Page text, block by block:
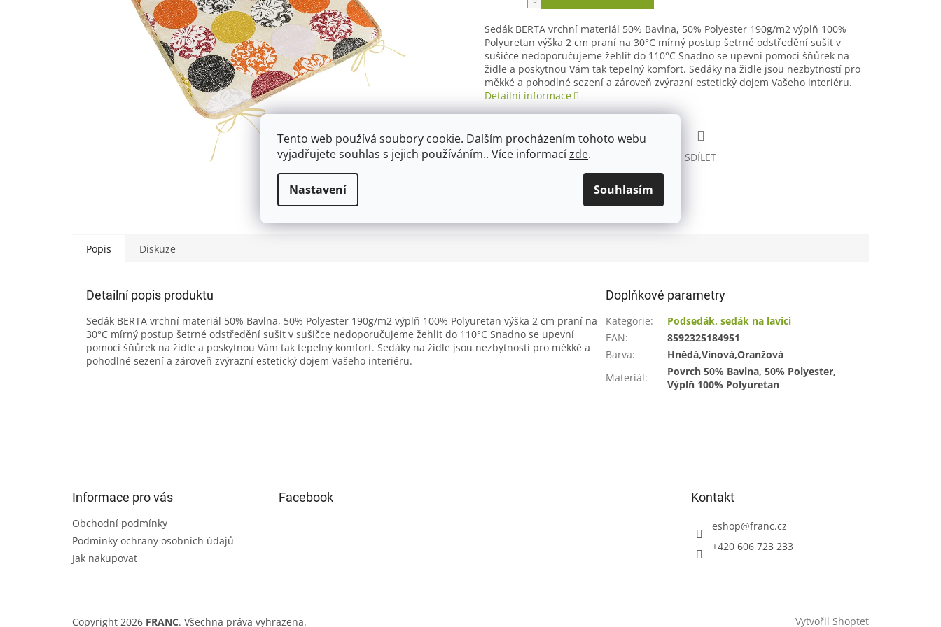
Tento web používá soubory cookie. Dalším procházením tohoto webu
vyjadřujete souhlas s jejich používáním.. Více informacízde.
Nastavení Souhlasím
Sedák BERTA vrchní materiál 50% Bavlna, 50% Polyester 190g/m2 výplň 100%
Polyuretan výška 2 cm praní na 30°C mírný postup šetrné odstředění sušit v
sušičce nedoporučujeme žehlit do 110°C Snadno se upevní pomocí šňůrek na
židle a poskytnou Vám tak tepelný komfort. Sedáky na židle jsou nezbytností pro
měkké a pohodlné sezení a zároveň zvýrazní estetický dojem Vašeho interiéru.
Detailní informace
TISK ZEPTAT SE SDÍLET
Popis Diskuze
Detailní popis produktu
Sedák BERTA vrchní materiál 50% Bavlna, 50% Polyester 190g/m2 výplň 100% Polyuretan výška 2 cm praní na
30°C mírný postup šetrné odstředění sušit v sušičce nedoporučujeme žehlit do 110°C Snadno se upevní
pomocí šňůrek na židle a poskytnou Vám tak tepelný komfort. Sedáky na židle jsou nezbytností pro měkké a
pohodlné sezení a zároveň zvýrazní estetický dojem Vašeho interiéru.
Doplňkové parametry
Kategorie:
Podsedák, sedák na lavici
EAN:
8592325184951
Barva:
Hnědá,Vínová,Oranžová
Materiál:
Povrch 50% Bavlna, 50% Polyester,
Výplň 100% Polyuretan
Informace pro vás
Obchodní podmínky
Podmínky ochrany osobních údajů
Jak nakupovat
Facebook Kontakt
eshop@franc.cz
+420 606 723 233
Vytvořil Shoptet
Copyright 2026 FRANC. Všechna práva vyhrazena.